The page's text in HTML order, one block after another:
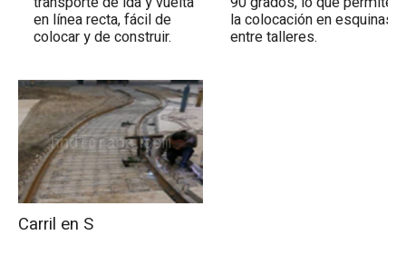
en línea recta, fácil de
colocar y de construir.
la colocación en esquinas
entre talleres.
Carril en S